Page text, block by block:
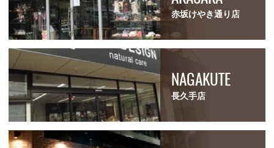
赤坂けやき通り店
NAGAKUTE
長久手店